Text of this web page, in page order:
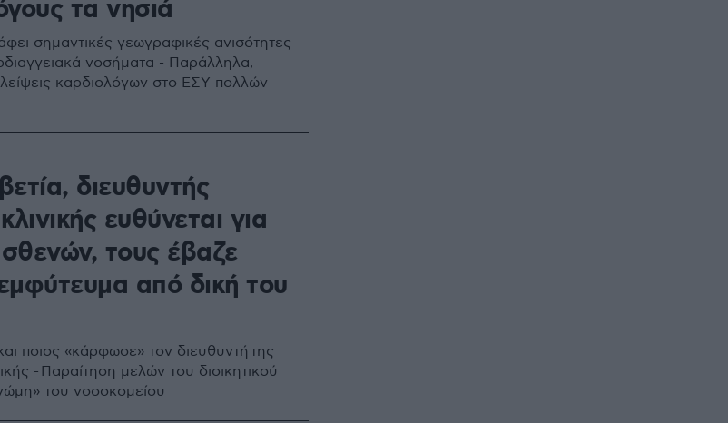
τα νησιά
σημαντικές γεωγραφικές ανισότητες
νοσήματα - Παράλληλα,
καρδιολόγων στο ΕΣΥ πολλών
διευθυντής
ευθύνεται για
τους έβαζε
από δική του
ποιος «κάρφωσε» τον διευθυντή της
- Παραίτηση μελών του διοικητικού
του νοσοκομείου